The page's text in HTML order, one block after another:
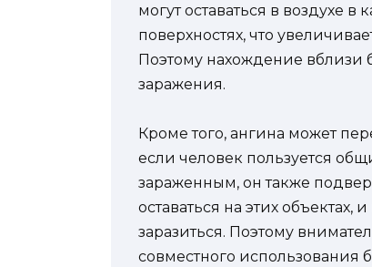
могут оставаться в воздухе
поверхностях, что
Поэтому нахождение вблизи
заражения.
Кроме того, ангина может
если человек пользуется
зараженным, он также
оставаться на этих
заразиться. Поэтому
совместного